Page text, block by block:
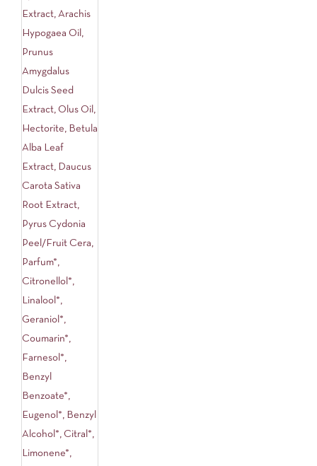
Extract, Arachis
Hypogaea Oil,
Prunus
Amygdalus
Dulcis Seed
Extract, Olus Oil,
Hectorite, Betula
Alba Leaf
Extract, Daucus
Carota Sativa
Root Extract,
Pyrus Cydonia
Peel/Fruit Cera,
Parfum*,
Citronellol*,
Linalool*,
Geraniol*,
Coumarin*,
Farnesol*,
Benzyl
Benzoate*,
Eugenol*, Benzyl
Alcohol*, Citral*,
Limonene*,